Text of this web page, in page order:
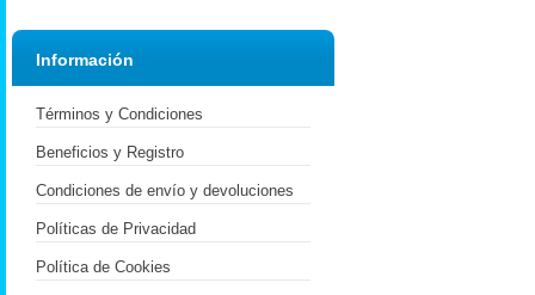
Información
Términos y Condiciones
Beneficios y Registro
Condiciones de envío y devoluciones
Políticas de Privacidad
Política de Cookies